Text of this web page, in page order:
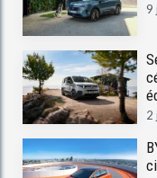
9
2